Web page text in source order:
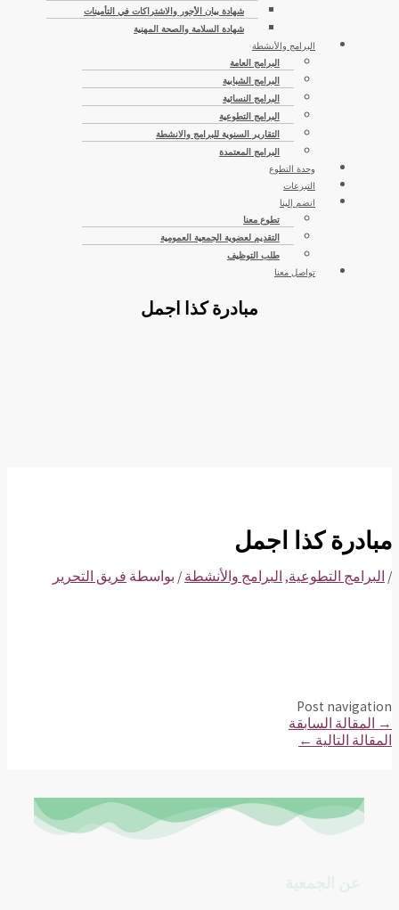
شهادة بيان الأجور والاشتراكات في التأمينات
شهادة السلامة والصحة المهنية
البرامج والأنشطة
البرامج العامة
البرامج الشبابية
البرامج النسائية
البرامج التطوعية
التقارير السنوية للبرامج والانشطة
البرامج المعتمدة
وحدة التطوع
التبرعات
انضم إلينا
تطوع معنا
التقديم لعضوية الجمعية العمومية
طلب التوظيف
تواصل معنا
مبادرة كذا اجمل
مبادرة كذا اجمل
/ البرامج التطوعية, البرامج والأنشطة / بواسطة فريق التحرير
Post navigation
→ المقالة السابقة
المقالة التالية ←